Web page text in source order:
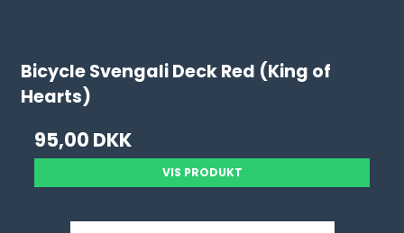
Bicycle Svengali Deck Red (King of
Hearts)
95,00 DKK
VIS PRODUKT